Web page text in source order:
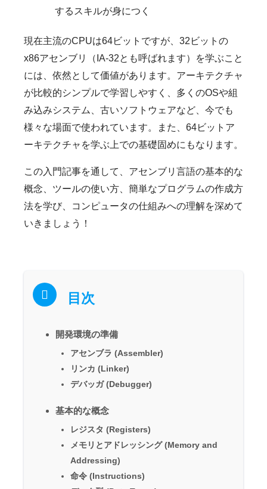
するスキルが身につく
現在主流のCPUは64ビットですが、32ビットの
x86アセンブリ（IA-32とも呼ばれます）を学ぶこと
には、依然として価値があります。アーキテクチャ
が比較的シンプルで学習しやすく、多くのOSや組
み込みシステム、古いソフトウェアなど、今でも
様々な場面で使われています。また、64ビットア
ーキテクチャを学ぶ上での基礎固めにもなります。
この入門記事を通して、アセンブリ言語の基本的な
概念、ツールの使い方、簡単なプログラムの作成方
法を学び、コンピュータの仕組みへの理解を深めて
いきましょう！
目次
開発環境の準備
アセンブラ (Assembler)
リンカ (Linker)
デバッガ (Debugger)
基本的な概念
レジスタ (Registers)
メモリとアドレッシング (Memory and
Addressing)
命令 (Instructions)